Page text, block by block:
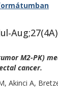
M2-PK)
cancer.
Akinci A,